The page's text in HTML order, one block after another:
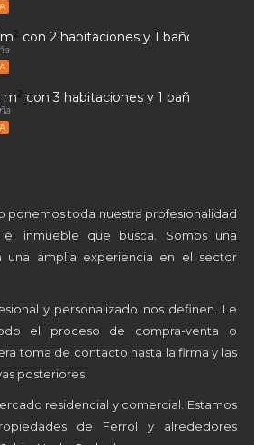
2 con 2 habitaciones y 1 baños en
m2 con 3 habitaciones y 1 baños en
ponemos toda nuestra profesionalidad
inmueble que busca. Somos una
una amplia experiencia en el sector
y personalizado nos definen. Le
el proceso de compra-venta o
toma de contacto hasta la firma y las
posteriores.
residencial y comercial. Estamos
de Ferrol y alrededores